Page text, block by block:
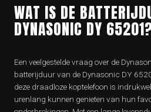
WAT IS DE
DYNASONIC DY
Een veelgestelde vraag over de
batterijduur van de Dynasonic DY
deze draadloze koptelefoon is
urenlang kunnen genieten van hun